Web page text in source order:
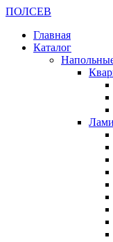
ПОЛСЕВ
Главная
Каталог